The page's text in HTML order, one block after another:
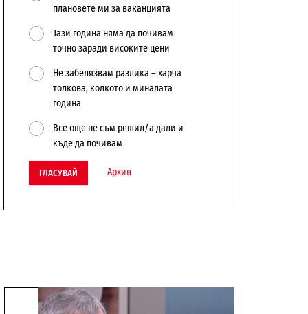
плановете ми за ваканцията
Тази година няма да почивам
точно заради високите цени
Не забелязвам разлика – харча
толкова, колкото и миналата
година
Все още не съм решил/а дали и
къде да почивам
ГЛАСУВАЙ Архив